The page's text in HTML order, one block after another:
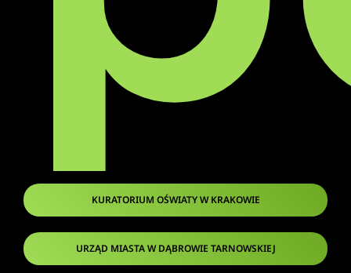
KURATORIUM OŚWIATY W KRAKOWIE
URZĄD MIASTA W DĄBROWIE TARNOWSKIEJ